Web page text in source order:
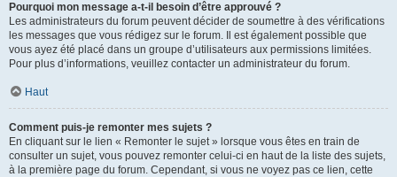
Pourquoi mon message a-t-il besoin d’être approuvé ?
Les administrateurs du forum peuvent décider de soumettre à des vérifications
les messages que vous rédigez sur le forum. Il est également possible que
vous ayez été placé dans un groupe d’utilisateurs aux permissions limitées.
Pour plus d’informations, veuillez contacter un administrateur du forum.
Haut
Comment puis-je remonter mes sujets ?
En cliquant sur le lien « Remonter le sujet » lorsque vous êtes en train de
consulter un sujet, vous pouvez remonter celui-ci en haut de la liste des sujets,
à la première page du forum. Cependant, si vous ne voyez pas ce lien, cette